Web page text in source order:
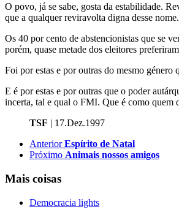
O povo, já se sabe, gosta da estabilidade.
que a qualquer reviravolta digna desse nome.
Os 40 por cento de abstencionistas que se
porém, quase metade dos eleitores
Foi por estas e por outras do mesmo
E é por estas e por outras que o poder
incerta, tal e qual o FMI. Que é como quem
TSF | 17.Dez.1997
Anterior Espírito de Natal
Próximo Animais nossos amigos
Mais coisas
Democracia lights